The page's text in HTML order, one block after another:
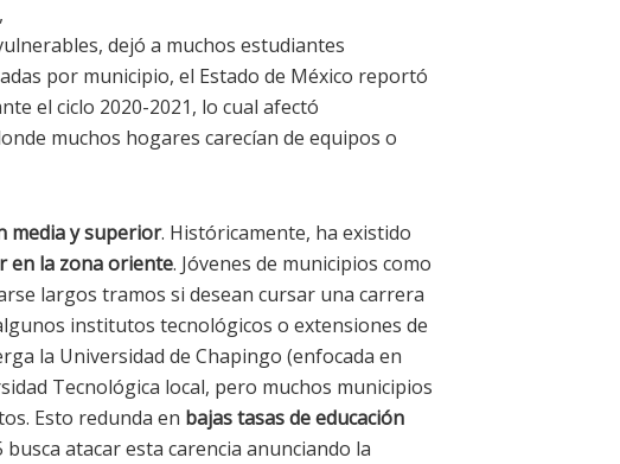
dejó a muchos estudiantes
por municipio, el Estado de México reportó
el ciclo 2020-2021, lo cual afectó
muchos hogares carecían de equipos o
media y superior. Históricamente, ha existido
en la zona oriente. Jóvenes de municipios como
largos tramos si desean cursar una carrera
institutos tecnológicos o extensiones de
la Universidad de Chapingo (enfocada en
Tecnológica local, pero muchos municipios
Esto redunda en bajas tasas de educación
atacar esta carencia anunciando la